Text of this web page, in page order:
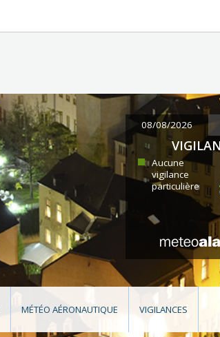
08/08/2026
Aucune
vigilance
particulière
MÉTÉO AÉRONAUTIQUE VIGILANCES